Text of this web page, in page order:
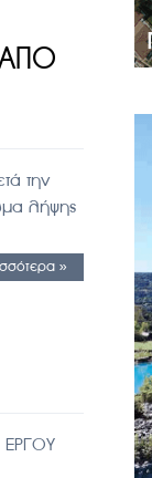
την
λήψης
»
ΕΡΓΟΥ